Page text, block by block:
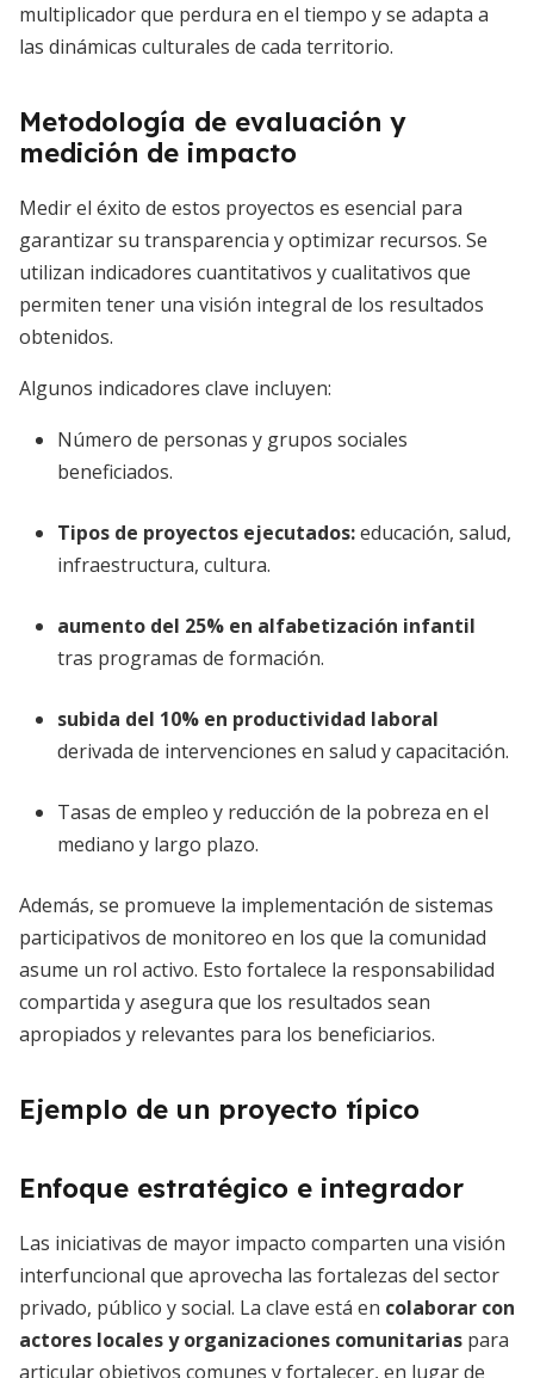
multiplicador que perdura en el tiempo y se adapta a
las dinámicas culturales de cada territorio.
Metodología de evaluación y
medición de impacto
Medir el éxito de estos proyectos es esencial para
garantizar su transparencia y optimizar recursos. Se
utilizan indicadores cuantitativos y cualitativos que
permiten tener una visión integral de los resultados
obtenidos.
Algunos indicadores clave incluyen:
Número de personas y grupos sociales
beneficiados.
Tipos de proyectos ejecutados:educación, salud,
infraestructura, cultura.
aumento del 25% en alfabetización infantil
tras programas de formación.
subida del 10% en productividad laboral
derivada de intervenciones en salud y capacitación.
Tasas de empleo y reducción de la pobreza en el
mediano y largo plazo.
Además, se promueve la implementación de sistemas
participativos de monitoreo en los que la comunidad
asume un rol activo. Esto fortalece la responsabilidad
compartida y asegura que los resultados sean
apropiados y relevantes para los beneficiarios.
Ejemplo de un proyecto típico
Enfoque estratégico e integrador
Las iniciativas de mayor impacto comparten una visión
interfuncional que aprovecha las fortalezas del sector
privado, público y social. La clave está en colaborar con
actores locales y organizaciones comunitarias para
articular objetivos comunes y fortalecer, en lugar de